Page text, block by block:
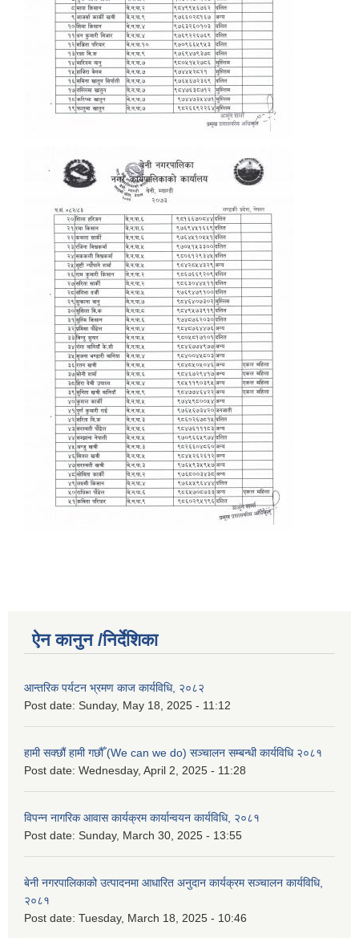
ऐन कानुन /निर्देशिका
आन्तरिक पर्यटन भ्रमण काज कार्यविधि, २०८२
Post date: Sunday, May 18, 2025 - 11:12
हामी सक्छौं हामी गछौँ (We can we do) सञ्चालन सम्बन्धी कार्यविधि २०८१
Post date: Wednesday, April 2, 2025 - 11:28
विपन्न नागरिक आवास कार्यक्रम कार्यान्वयन कार्यविधि, २०८१
Post date: Sunday, March 30, 2025 - 13:55
बेनी नगरपालिकाको उत्पादनमा आधारित अनुदान कार्यक्रम सञ्‍चालन कार्यविधि,
२०८१
Post date: Tuesday, March 18, 2025 - 10:46